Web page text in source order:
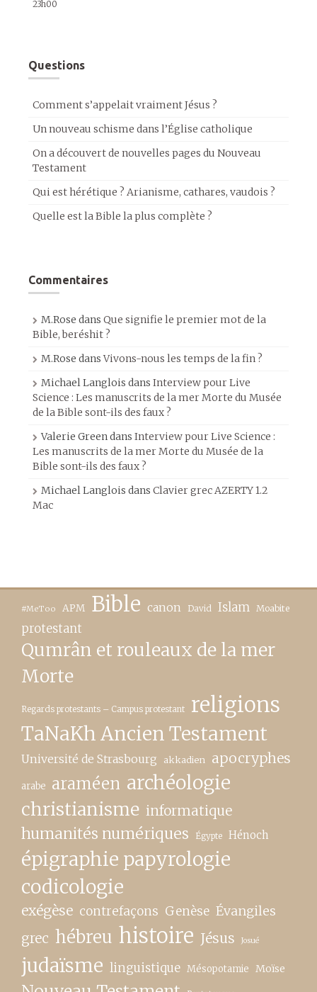
23h00
Questions
Comment s’appelait vraiment Jésus ?
Un nouveau schisme dans l’Église catholique
On a découvert de nouvelles pages du Nouveau
Testament
Qui est hérétique ? Arianisme, cathares, vaudois ?
Quelle est la Bible la plus complète ?
Commentaires
M.Rose dans Que signifie le premier mot de la
Bible, beréshit ?
M.Rose dansVivons-nous les temps de la fin ?
Michael Langlois dans Interview pour Live
Science : Les manuscrits de la mer Morte du Musée
de la Bible sont-ils des faux ?
Valerie Greendans Interview pour Live Science :
Les manuscrits de la mer Morte du Musée de la
Bible sont-ils des faux ?
Michael Langlois dans Clavier grec AZERTY 1.2
Mac
#MeToo APM Bible canon David Islam Moabite
protestant
Qumrân et rouleaux de la mer
Morte
Regards protestants – Campus protestant religions
TaNaKh Ancien Testament
Université de Strasbourg akkadien apocryphes
arabe araméen archéologie
christianisme informatique
humanités numériques Égypte Hénoch
épigraphie papyrologie
codicologie
exégèse contrefaçons Genèse Évangiles
grec hébreu histoire Jésus Josué
judaïsme linguistique Mésopotamie Moïse